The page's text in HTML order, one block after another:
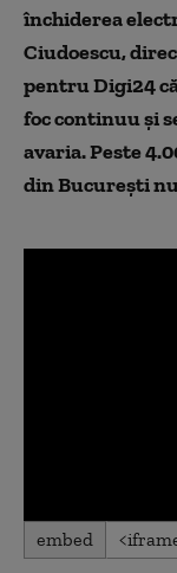
închiderea
Ciudoescu,
pentru Digi24
foc continuu și
avaria. Peste
din București
0
seconds
embed